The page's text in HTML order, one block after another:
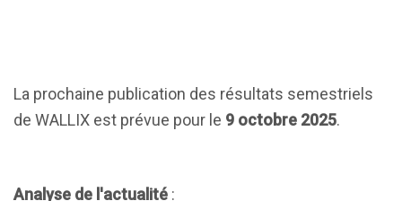
La prochaine publication des résultats semestriels
de WALLIX est prévue pour le 9 octobre 2025.
Analyse de l'actualité :